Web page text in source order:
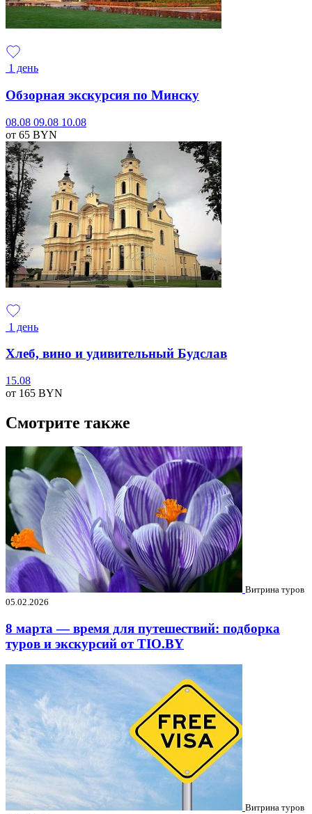
1 день
Обзорная экскурсия по Минску
08.08 09.08 10.08
от 65 BYN
1 день
Хлеб, вино и удивительный Будслав
15.08
от 165 BYN
Смотрите также
Витрина туров
05.02.2026
8 марта — время для путешествий: подборка
туров и экскурсий от TIO.BY
Витрина туров